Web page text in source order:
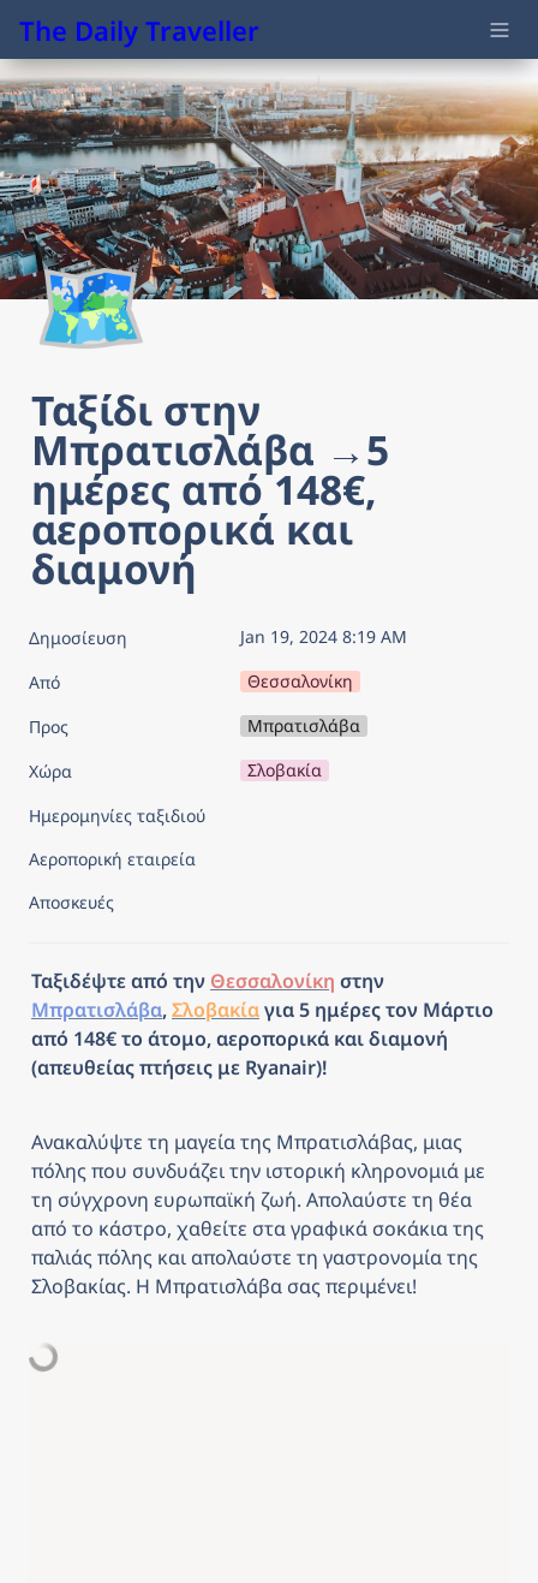
The Daily Traveller
🗺️
Ταξίδι στην
Μπρατισλάβα →5
ημέρες από 148€,
αεροπορικά και
διαμονή
Δημοσίευση
Jan 19, 2024 8:19 AM
Από
Θεσσαλονίκη
Προς
Μπρατισλάβα
Χώρα
Σλοβακία
Ημερομηνίες ταξιδιού
Αεροπορική εταιρεία
Αποσκευές
Ταξιδέψτε από την Θεσσαλονίκη
Μπρατισλάβα, Σλοβακία για 5 ημέρες τον Μάρτιο
από 148€ το άτομο, αεροπορικά και διαμονή
(απευθείας πτήσεις με Ryanair)!
Ανακαλύψτε τη μαγεία της Μπρατισλάβας, μιας
πόλης που συνδυάζει την ιστορική κληρονομιά με
τη σύγχρονη ευρωπαϊκή ζωή. Απολαύστε τη θέα
από το κάστρο, χαθείτε στα γραφικά σοκάκια της
παλιάς πόλης και απολαύστε τη γαστρονομία της
Σλοβακίας. Η Μπρατισλάβα σας περιμένει!